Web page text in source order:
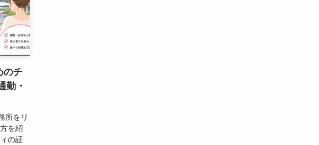
のチ
勤・
所をリ
を紹
の証